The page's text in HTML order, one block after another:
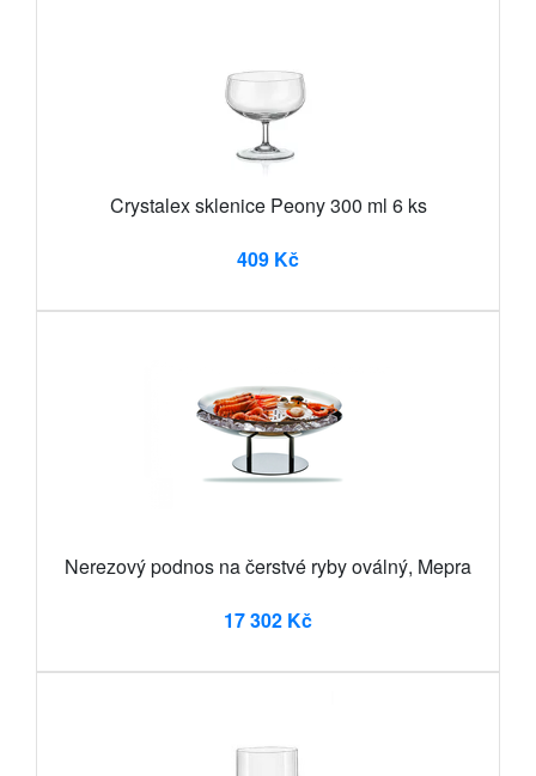
Crystalex sklenice Peony 300 ml 6 ks
409 Kč
Nerezový podnos na čerstvé ryby oválný, Mepra
17 302 Kč